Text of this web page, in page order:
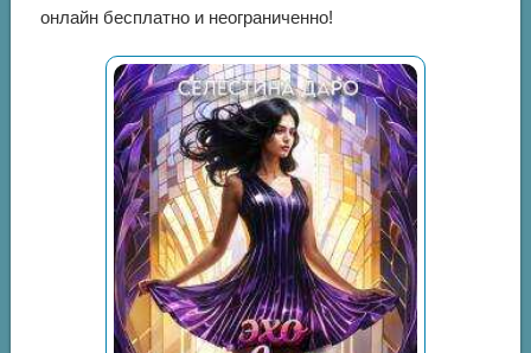
онлайн бесплатно и неограниченно!